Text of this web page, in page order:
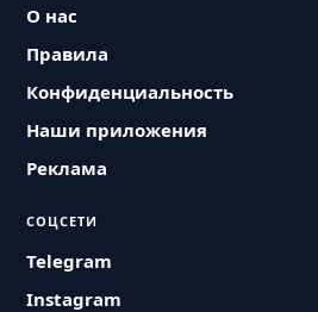
О нас
Правила
Конфиденциальность
Наши приложения
Реклама
СОЦСЕТИ
Telegram
Instagram